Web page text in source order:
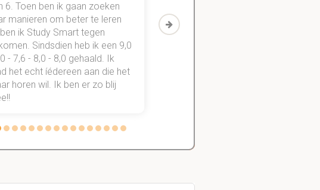
6. Toen ben ik gaan zoeken
manieren om beter te leren
ik Study Smart tegen
Sindsdien heb ik een 9,0
- 7,6 - 8,0 - 8,0 gehaald. Ik
het echt íédereen aan die het
horen wil. Ik ben er zo blij
vakken. Sinds ik mijn
aantekeningen digitaal maak in